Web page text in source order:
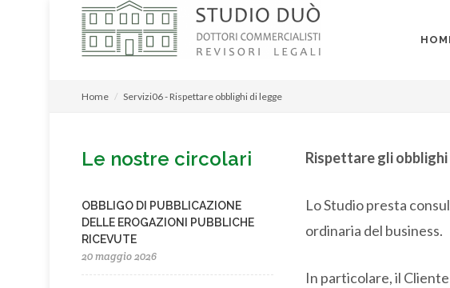
Home Servizi06 - Rispettare obblighi di legge
Rispettare gli
Lo Studio presta
ordinaria del business.
In particolare, il
Le nostre circolari
OBBLIGO DI PUBBLICAZIONE
DELLE EROGAZIONI PUBBLICHE
RICEVUTE
20 maggio 2026